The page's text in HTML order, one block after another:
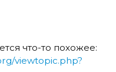
что-то похожее:
viewtopic.php?